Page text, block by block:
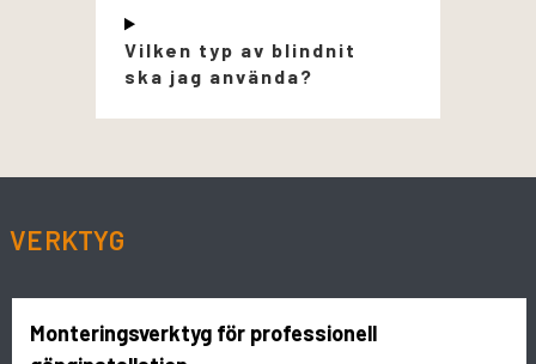
Vilken typ av blindnit
ska jag använda?
VERKTYG
Monteringsverktyg för professionell